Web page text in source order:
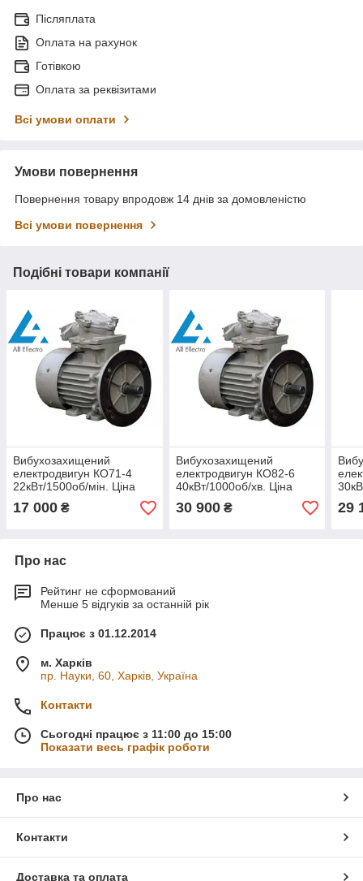
Післяплата
Оплата на рахунок
Готівкою
Оплата за реквізитами
Всі умови оплати
Умови повернення
Повернення товару впродовж 14 днів за домовленістю
Всі умови повернення
Подібні товари компанії
Вибухозахищений
електродвигун КО71-4
22кВт/1500об/мін. Ціна
17 000 ₴
Вибухозахищений
електродвигун КО82-6
40кВт/1000об/хв. Ціна
30 900₴ 29
Про нас
Рейтинг не сформований
Менше 5 відгуків за останній рік
Працює з 01.12.2014
м. Харків
пр. Науки, 60, Харків, Україна
Контакти
Сьогодні працює з 11:00 до 15:00
Показати весь графік роботи
Про нас
Контакти
Доставка та оплата